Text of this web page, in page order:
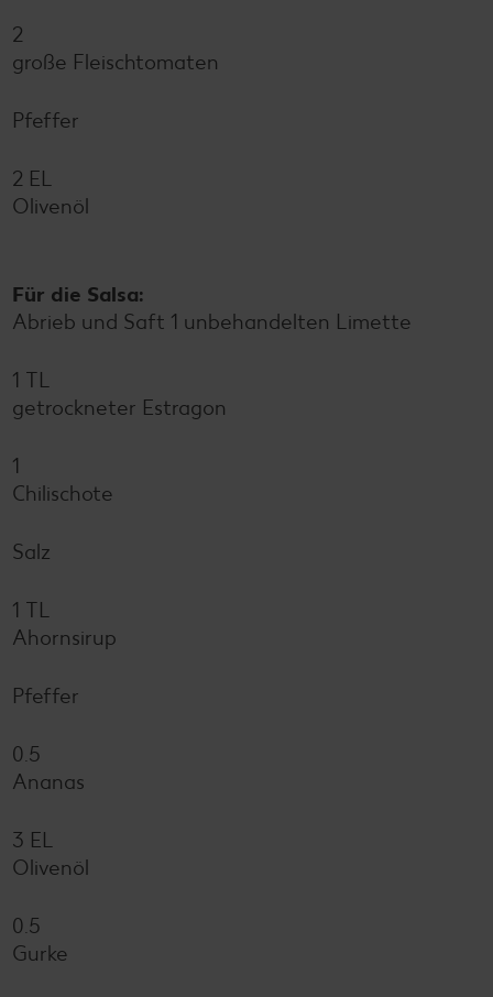
2
große Fleischtomaten
Pfeffer
2 EL
Olivenöl
Für die Salsa:
Abrieb und Saft 1 unbehandelten Limette
1 TL
getrockneter Estragon
1
Chilischote
Salz
1 TL
Ahornsirup
Pfeffer
0.5
Ananas
3 EL
Olivenöl
0.5
Gurke